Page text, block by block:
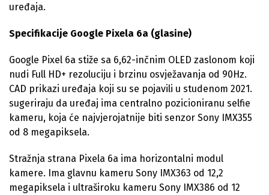
uređaja.
Specifikacije Google Pixela 6a (glasine)
Google Pixel 6a stiže sa 6,62-inčnim OLED zaslonom koji
nudi Full HD+ rezoluciju i brzinu osvježavanja od 90Hz.
CAD prikazi uređaja koji su se pojavili u studenom 2021.
sugeriraju da uređaj ima centralno pozicioniranu selfie
kameru, koja će najvjerojatnije biti senzor Sony IMX355
od 8 megapiksela.
Stražnja strana Pixela 6a ima horizontalni modul
kamere. Ima glavnu kameru Sony IMX363 od 12,2
megapiksela i ultraširoku kameru Sony IMX386 od 12